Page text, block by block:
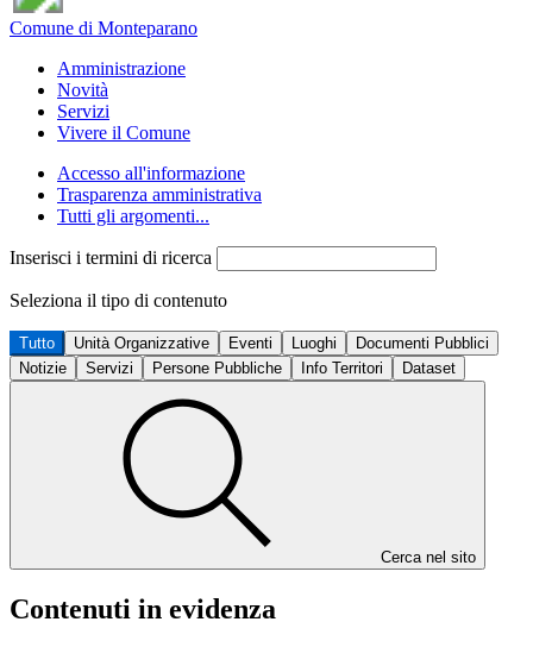
Comune di Monteparano
Amministrazione
Novità
Servizi
Vivere il Comune
Accesso all'informazione
Trasparenza amministrativa
Tutti gli argomenti...
Inserisci i termini di ricerca
Seleziona il tipo di contenuto
Tutto Unità Organizzative Eventi Luoghi
Documenti Pubblici
Notizie
Servizi Persone Pubbliche Info Territori Dataset
Cerca nel sito
Contenuti in evidenza